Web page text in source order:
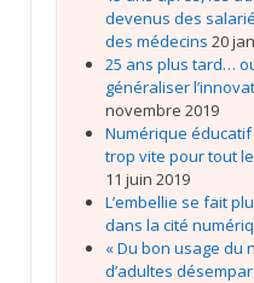
devenus des
des médecins 20
25 ans plus tard…
généraliser
novembre 2019
Numérique
trop vite pour tout
11 juin 2019
L’embellie se fait
dans la cité
« Du bon usage du
d’adultes